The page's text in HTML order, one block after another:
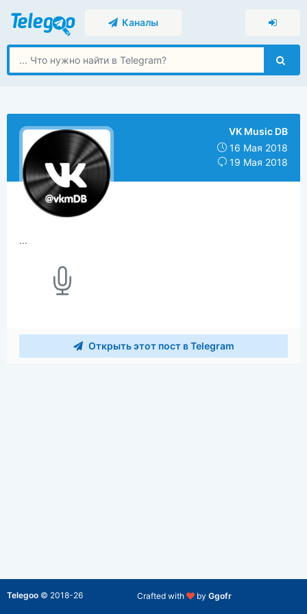
Каналы
VK Music DB
16 Мая 2018
19 Мая 2018
...
Открыть этот пост в Telegram
Crafted with by Ggofr
Telegoo © 2018-26